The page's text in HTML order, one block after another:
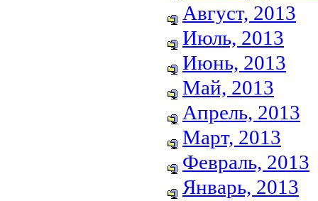
Август, 2013
Июль, 2013
Июнь, 2013
Май, 2013
Апрель, 2013
Март, 2013
Февраль, 2013
Январь, 2013